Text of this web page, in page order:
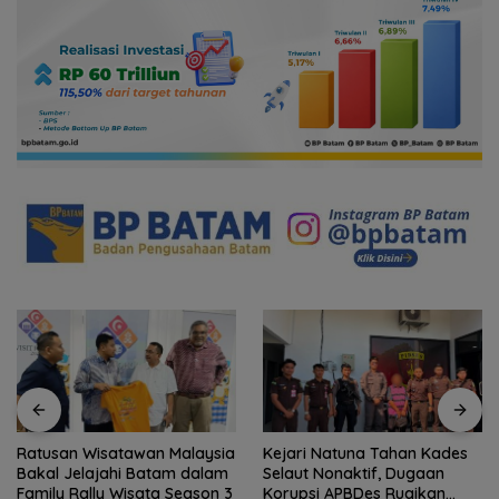
Ratusan Wisatawan Malaysia
Bakal Jelajahi Batam dalam
Family Rally Wisata Season 3
Kejari Natuna Tahan Kades
Selaut Nonaktif, Dugaan
Korupsi APBDes Rugikan